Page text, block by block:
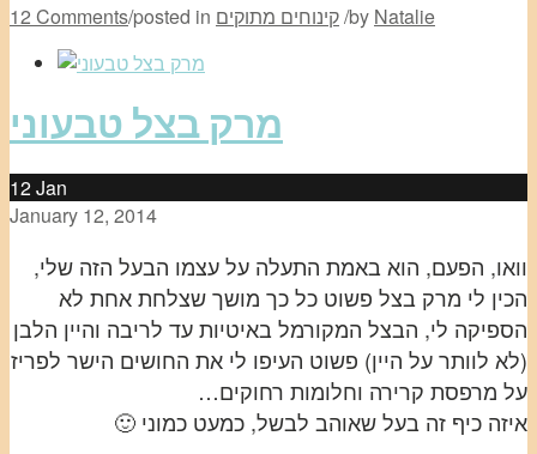
12 Comments/posted in קינוחים מתוקים/by Natalie
מרק בצל טבעוני
12Jan
January 12, 2014
וואו, הפעם, הוא באמת התעלה על עצמו הבעל הזה שלי,
הכין לי מרק בצל פשוט כל כך מושך שצלחת אחת לא
הספיקה לי, הבצל המקורמל באיטיות עד לריבה והיין הלבן
(לא לוותר על היין) פשוט העיפו לי את החושים הישר לפריז
על מרפסת קרירה וחלומות רחוקים…
איזה כיף זה בעל שאוהב לבשל, כמעט כמוני 🙂